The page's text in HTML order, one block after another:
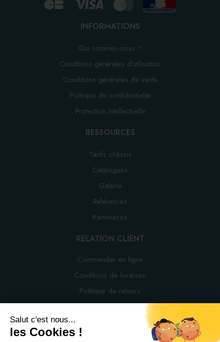
INFORMATIONS
Qui sommes-nous ?
Conditions générales d’utilisation
Conditions générales de vente
Politique de confidentialité
Protection intellectuelle
RESSOURCES
Tarifs châssis
Catalogues
Galerie
Références
Partenaires
RELATION CLIENT
Commander en ligne
Conditions de livraison
Politique de retours
Contact